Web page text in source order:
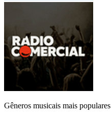
Gêneros musicais mais populares